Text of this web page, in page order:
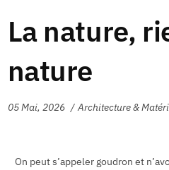
La nature,
nature
05 Mai, 2026 Architecture &
On peut s’appeler goudron et